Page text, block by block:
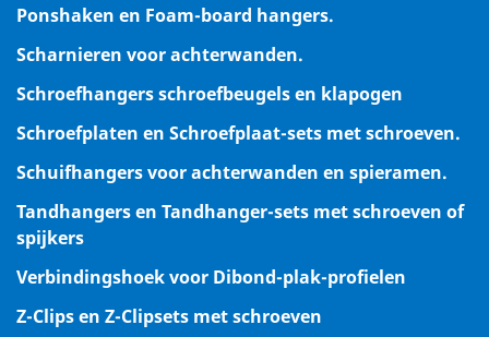
Ponshaken en Foam-board hangers.
Scharnieren voor achterwanden.
Schroefhangers schroefbeugels en klapogen
Schroefplaten en Schroefplaat-sets met schroeven.
Schuifhangers voor achterwanden en spieramen.
Tandhangers en Tandhanger-sets met schroeven of
spijkers
Verbindingshoek voor Dibond-plak-profielen
Z-Clips en Z-Clipsets met schroeven